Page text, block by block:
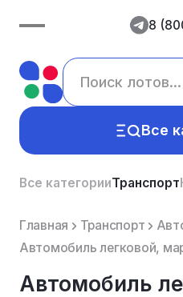
8
Все
Все категорииТранспорт
Главная Транспорт
Автомобиль